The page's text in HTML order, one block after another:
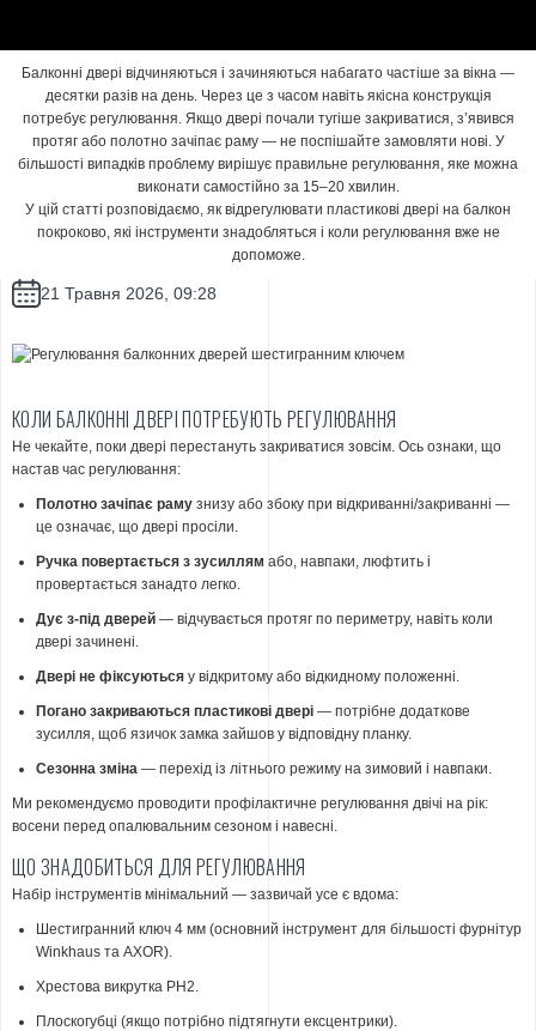
Балконні двері відчиняються і зачиняються набагато частіше за вікна —
десятки разів на день. Через це з часом навіть якісна конструкція
потребує регулювання. Якщо двері почали тугіше закриватися, з’явився
протяг або полотно зачіпає раму — не поспішайте замовляти нові. У
більшості випадків проблему вирішує правильне регулювання, яке можна
виконати самостійно за 15–20 хвилин.
У цій статті розповідаємо, як відрегулювати пластикові двері на балкон
покроково, які інструменти знадобляться і коли регулювання вже не
допоможе.
21 Травня 2026, 09:28
КОЛИ БАЛКОННІ ДВЕРІ ПОТРЕБУЮТЬ РЕГУЛЮВАННЯ
Не чекайте, поки двері перестануть закриватися зовсім. Ось ознаки, що
настав час регулювання:
Полотно зачіпає раму знизу або збоку при відкриванні/закриванні —
це означає, що двері просіли.
Ручка повертається з зусиллям або, навпаки, люфтить і
провертається занадто легко.
Дує з-під дверей — відчувається протяг по периметру, навіть коли
двері зачинені.
Двері не фіксуються у відкритому або відкидному положенні.
Погано закриваються пластикові двері — потрібне додаткове
зусилля, щоб язичок замка зайшов у відповідну планку.
Сезонна зміна — перехід із літнього режиму на зимовий і навпаки.
Ми рекомендуємо проводити профілактичне регулювання двічі на рік:
восени перед опалювальним сезоном і навесні.
ЩО ЗНАДОБИТЬСЯ ДЛЯ РЕГУЛЮВАННЯ
Набір інструментів мінімальний — зазвичай усе є вдома:
Шестигранний ключ 4 мм (основний інструмент для більшості фурнітур
Winkhaus та AXOR).
Хрестова викрутка PH2.
Плоскогубці (якщо потрібно підтягнути ексцентрики).